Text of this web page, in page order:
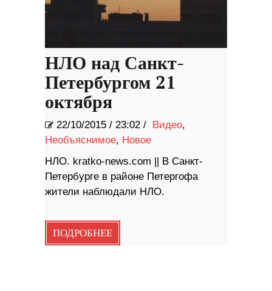
НЛО над Санкт-
Петербургом 21
октября
22/10/2015 / 23:02 / Видео,
Необъяснимое, Новое
НЛО. kratko-news.com || В Санкт-
Петербурге в районе Петергофа
жители наблюдали НЛО.
ПОДРОБНЕЕ